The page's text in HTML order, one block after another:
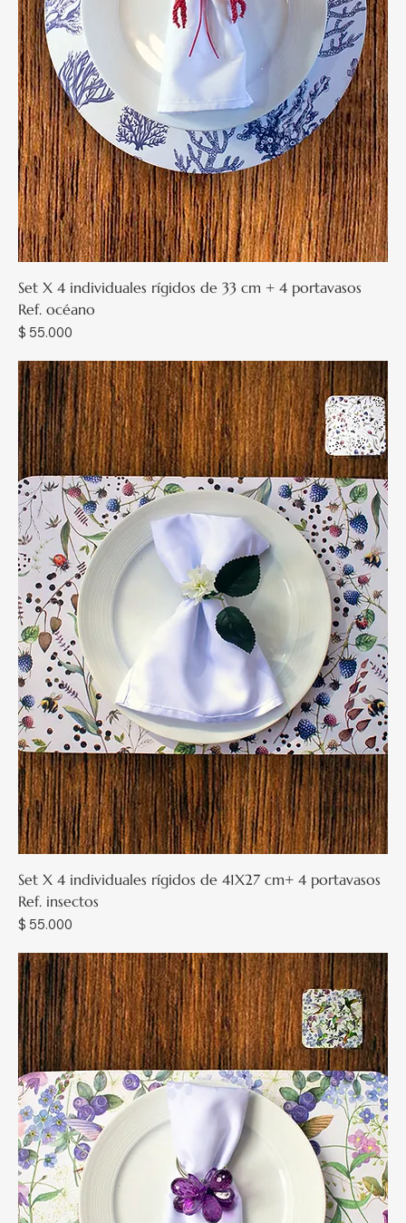
Set X 4 individuales rígidos de 33 cm + 4 portavasos
Ref. océano
Precio
$ 55.000
Set X 4 individuales rígidos de 41X27 cm+ 4 portavasos
Ref. insectos
Precio
$ 55.000